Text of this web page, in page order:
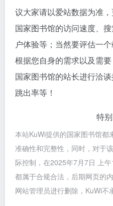
议大家请以爱站数据为准
国家图书馆的访问速度、
户体验等；当然要评估一
根据您自身的需求以及需
国家图书馆的站长进行洽谈
跳出率等！
特
本站KuWi提供的国家图书馆都
准确性和完整性，同时，对于
际控制，在2025年7月7日 上
都属于合规合法，后期网页的
网站管理员进行删除，KuWi不